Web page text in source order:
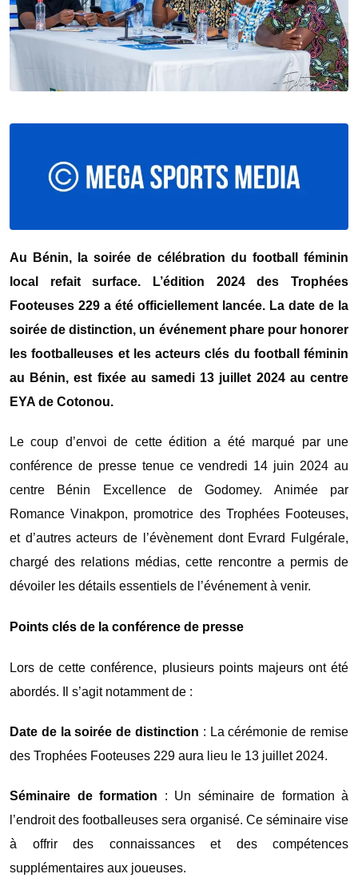
Au Bénin, la soirée de célébration du football féminin
local refait surface. L’édition 2024 des Trophées
Footeuses 229 a été officiellement lancée. La date de la
soirée de distinction, un événement phare pour honorer
les footballeuses et les acteurs clés du football féminin
au Bénin, est fixée au samedi 13 juillet 2024 au centre
EYA de Cotonou.
Le coup d’envoi de cette édition a été marqué par une
conférence de presse tenue ce vendredi 14 juin 2024 au
centre Bénin Excellence de Godomey. Animée par
Romance Vinakpon, promotrice des Trophées Footeuses,
et d’autres acteurs de l’évènement dont Evrard Fulgérale,
chargé des relations médias, cette rencontre a permis de
dévoiler les détails essentiels de l’événement à venir.
Points clés de la conférence de presse
Lors de cette conférence, plusieurs points majeurs ont été
abordés. Il s’agit notamment de :
Date de la soirée de distinction : La cérémonie de remise
des Trophées Footeuses 229 aura lieu le 13 juillet 2024.
Séminaire de formation : Un séminaire de formation à
l’endroit des footballeuses sera organisé. Ce séminaire vise
à offrir des connaissances et des compétences
supplémentaires aux joueuses.